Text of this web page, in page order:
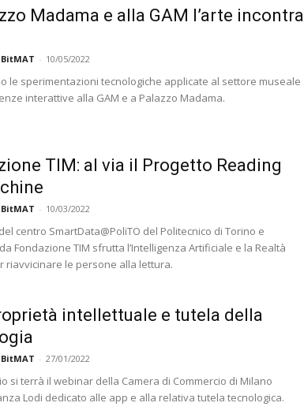
Madama e alla GAM l’arte incontra
- 10/05/2022
le sperimentazioni tecnologiche applicate al settore museale
interattive alla GAM e a Palazzo Madama.
TIM: al via il Progetto Reading
- 10/03/2022
centro SmartData@PoliTO del Politecnico di Torino e
Fondazione TIM sfrutta l’Intelligenza Artificiale e la Realtà
riavvicinare le persone alla lettura.
intellettuale e tutela della
- 27/01/2022
si terrà il webinar della Camera di Commercio di Milano
Lodi dedicato alle app e alla relativa tutela tecnologica.